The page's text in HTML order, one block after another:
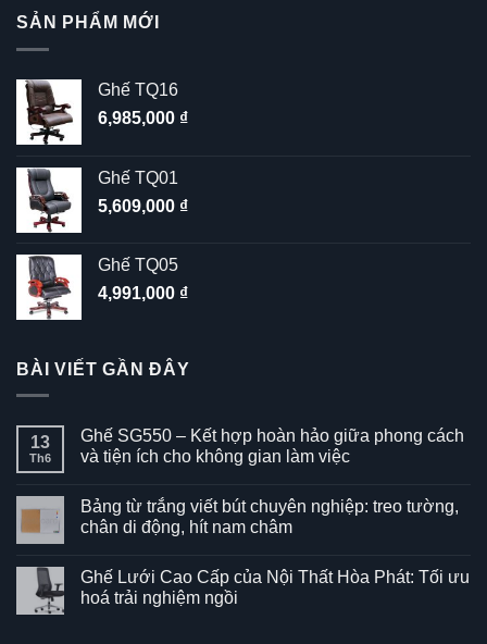
SẢN PHẨM MỚI
Ghế TQ16
6,985,000 ₫
Ghế TQ01
5,609,000 ₫
Ghế TQ05
4,991,000 ₫
BÀI VIẾT GẦN ĐÂY
13
Th6
Ghế SG550 – Kết hợp hoàn hảo giữa phong cách
và tiện ích cho không gian làm việc
bình
luận
ở
–
Kết
hợp
Bảng từ trắng viết bút chuyên nghiệp: treo tường,
chân di động, hít nam châm
bình
luận
ở
Ghế Lưới Cao Cấp của Nội Thất Hòa Phát: Tối ưu
hoá trải nghiệm ngồi